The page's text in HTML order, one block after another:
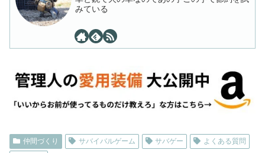
みている
仲間づくり サバイバルゲーム サバゲー
よくある質問